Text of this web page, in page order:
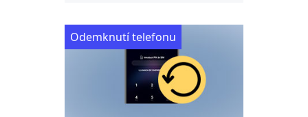
Odemknutí telefonu